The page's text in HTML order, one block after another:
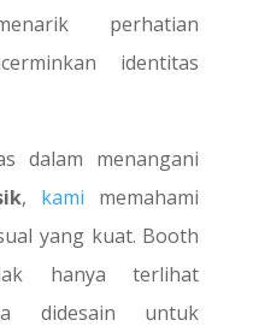
perhatian
identitas
dalam menangani
, kami memahami
yang kuat. Booth
hanya terlihat
didesain untuk